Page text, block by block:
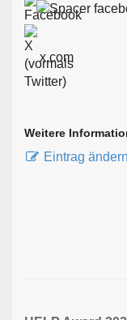
x.com
Weitere
Eintrag ändern